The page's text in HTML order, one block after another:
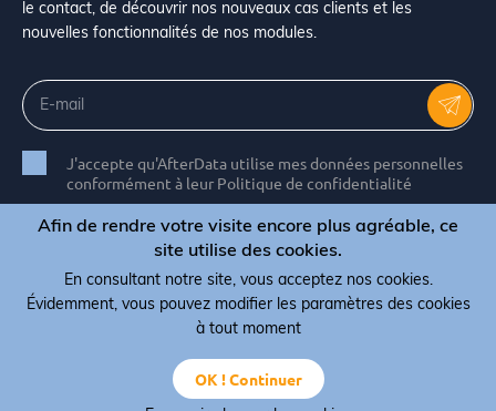
le contact, de découvrir nos nouveaux cas clients et les
nouvelles fonctionnalités de nos modules.
J'accepte qu'AfterData utilise mes données personnelles
conformément à leur Politique de confidentialité
© Copyright 2026 AfterData - All rights reserved
Termes, conditions et CGV
Politique de confidentialité
Afin de rendre votre visite encore plus agréable, ce
site utilise des cookies.
En consultant notre site, vous acceptez nos cookies.
Évidemment, vous pouvez modifier les paramètres des cookies
à tout moment
OK ! Continuer